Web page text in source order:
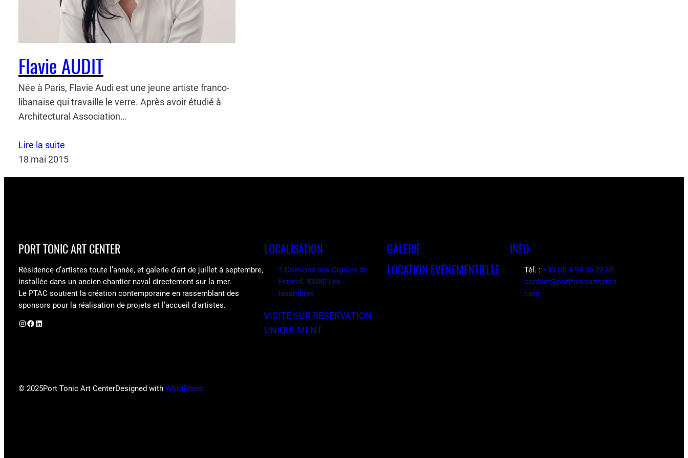
Flavie AUDIT
Née à Paris, Flavie Audi est une jeune artiste franco-
libanaise qui travaille le verre. Après avoir étudié à
Architectural Association…
Lire la suite
18 mai 2015
PORT TONIC ART CENTER
Résidence d’artistes toute l’année, et galerie d’art de juillet à septembre,
installée dans un ancien chantier naval directement sur la mer.
Le PTAC soutient la création contemporaine en rassemblant des
sponsors pour la réalisation de projets et l’accueil d’artistes.
Instagram Facebook LinkedIn
LOCALISATION
1 Corniche des Cigales de
Ferréol, 83380 Les
Issambres
VISITE SUR RESERVATION
UNIQUEMENT
GALERIE
LOCATION EVENEMENTIELLE
INFO
Tél. : +33 (0) 4 94 96 22 63
contact@porttonicartcente
r.org
© 2025Port Tonic Art CenterDesigned with WordPress